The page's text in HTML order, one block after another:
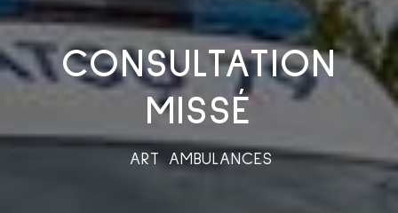
CONSULTATION
MISSÉ
ART AMBULANCES